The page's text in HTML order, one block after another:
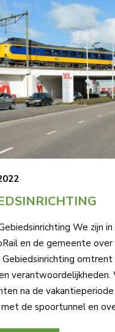
We zijn
en de gemeente over
omtrent
verantwoordelijkheden.
na de
de spoortunnel en